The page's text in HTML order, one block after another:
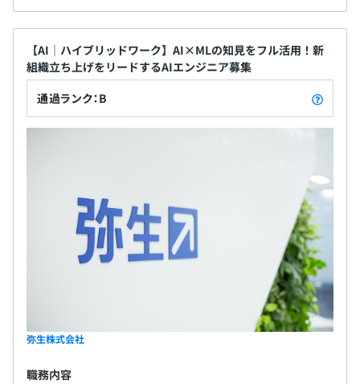
【AI｜ハイブリッドワーク】AI×MLの知見をフル活用！新
組織立ち上げをリードするAIエンジニア募集
通過ランク：B
弥生株式会社
職務内容